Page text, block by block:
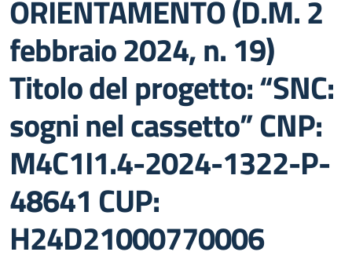
ORIENTAMENTO (D.M. 2
febbraio 2024, n. 19)
Titolo del progetto: “SNC:
sogni nel cassetto” CNP:
M4C1I1.4-2024-1322-P-
48641 CUP:
H24D21000770006